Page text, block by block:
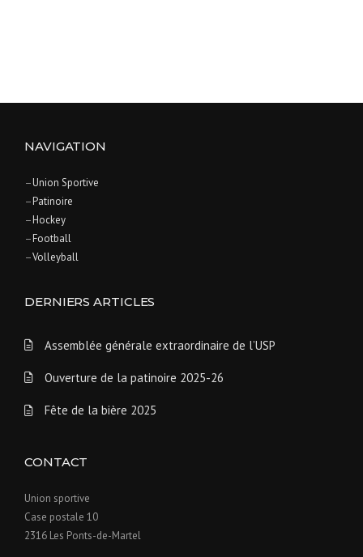
NAVIGATION
–Union Sportive
–Patinoire
–Hockey
–Football
–Volleyball
DERNIERS ARTICLES
Assemblée générale extraordinaire de l’USP
Ouverture de la patinoire 2025-26
Fête de la bière 2025
CONTACT
Union sportive
Case postale 10
2316 Les Ponts-de-Martel